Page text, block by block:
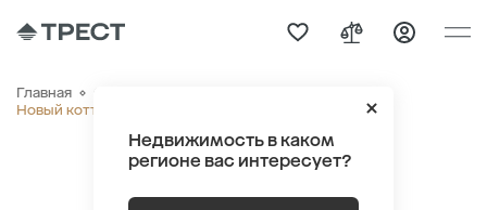
Недвижимость в каком
регионе вас интересует?
Главная
Новый коттедж в «Саду времени»